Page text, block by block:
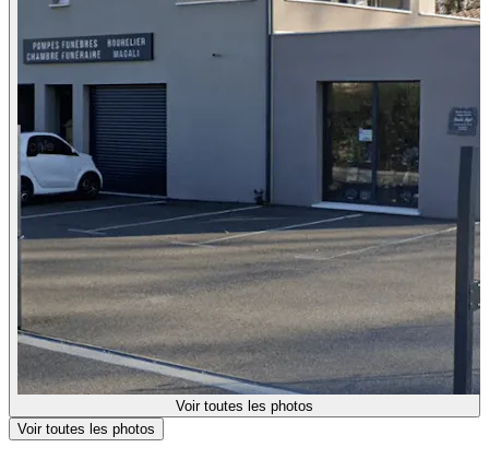
Voir toutes les photos
Voir toutes les photos